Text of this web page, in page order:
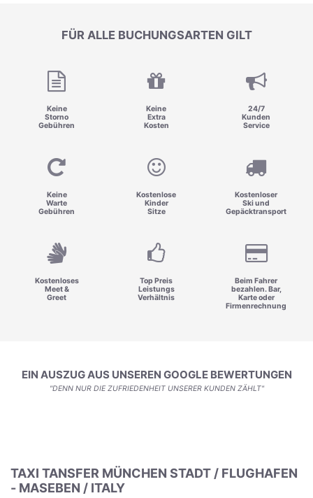
FÜR ALLE BUCHUNGSARTEN GILT
Keine
Storno
Gebühren
Keine
Extra
Kosten
24/7
Kunden
Service
Keine
Warte
Gebühren
Kostenlose
Kinder
Sitze
Kostenloser
Ski und
Gepäcktransport
Kostenloses
Meet &
Greet
Top Preis
Leistungs
Verhältnis
Beim Fahrer
bezahlen. Bar,
Karte oder
Firmenrechnung
EIN AUSZUG AUS UNSEREN GOOGLE BEWERTUNGEN
"DENN NUR DIE ZUFRIEDENHEIT UNSERER KUNDEN ZÄHLT"
TAXI TANSFER MÜNCHEN STADT / FLUGHAFEN
- MASEBEN / ITALY